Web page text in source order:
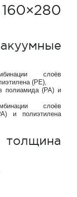
слоёв
(PE),
полиамида (PA) и
слоёв
и полиэтилена